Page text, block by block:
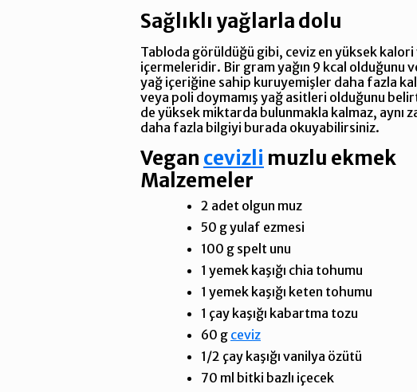
Sağlıklı yağlarla dolu
Tabloda görüldüğü gibi, ceviz en yüksek
içermeleridir. Bir gram yağın 9 kcal olduğunu
yağ içeriğine sahip kuruyemişler daha fazla
veya poli doymamış yağ asitleri olduğunu
de yüksek miktarda bulunmakla kalmaz, aynı
daha fazla bilgiyi burada okuyabilirsiniz.
Vegan cevizli muzlu ekmek
Malzemeler
2 adet olgun muz
50 g yulaf ezmesi
100 g spelt unu
1 yemek kaşığı chia tohumu
1 yemek kaşığı keten tohumu
1 çay kaşığı kabartma tozu
60 g ceviz
1/2 çay kaşığı vanilya özütü
70 ml bitki bazlı içecek